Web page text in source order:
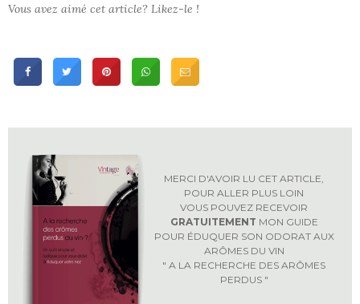
Vous avez aimé cet article? Likez-le !
MERCI D'AVOIR LU CET ARTICLE,
POUR ALLER PLUS LOIN
VOUS POUVEZ RECEVOIR
GRATUITEMENT MON GUIDE
POUR ÉDUQUER SON ODORAT AUX
ARÔMES DU VIN
" A LA RECHERCHE DES ARÔMES
PERDUS "